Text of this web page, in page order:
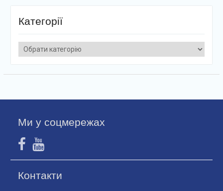
Категорії
Категорії
Ми у соцмережах
Контакти